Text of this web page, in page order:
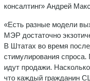
консалтинг» Андрей
«Есть разные модели
МЭР достаточно
В Штатах во время
стимулирования спроса.
идут продажи.
что каждый гражданин